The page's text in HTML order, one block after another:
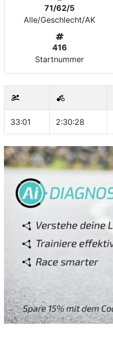
71/62/5
Alle/Geschlecht/AK
416
Startnummer
33:01 2:30:28